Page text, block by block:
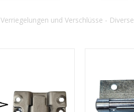
Verriegelungen und Verschlüsse - Diverse